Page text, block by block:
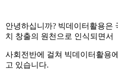
안녕하십니까? 빅데이터활용은
치 창출의 원천으로 인식되면서
사회전반에 걸쳐 빅데이터활용
고 있습니다.